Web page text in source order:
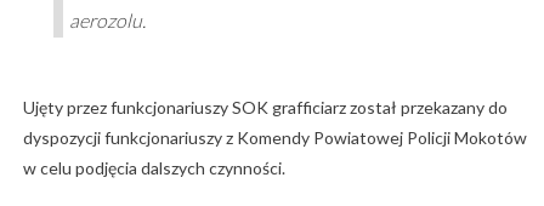
aerozolu.
Ujęty przez funkcjonariuszy SOK grafficiarz został przekazany do
dyspozycji funkcjonariuszy z Komendy Powiatowej Policji Mokotów
w celu podjęcia dalszych czynności.